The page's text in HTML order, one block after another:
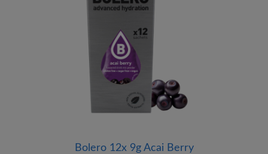
Bolero 12x 9g Acai Berry